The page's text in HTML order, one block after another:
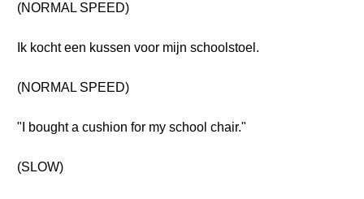
(NORMAL SPEED)
Ik kocht een kussen voor mijn schoolstoel.
(NORMAL SPEED)
"I bought a cushion for my school chair."
(SLOW)